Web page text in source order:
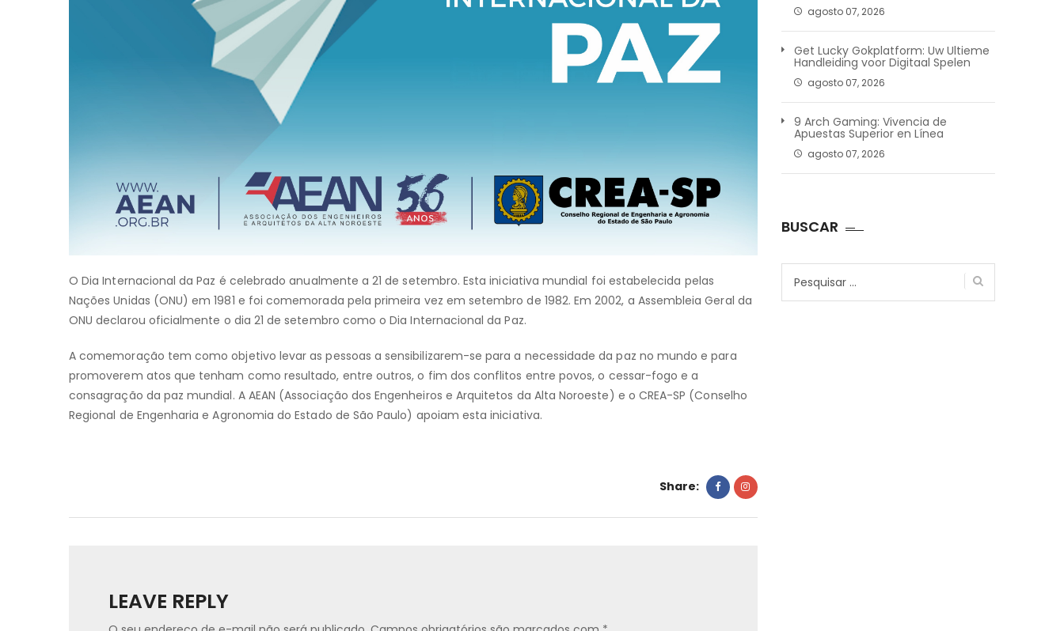
O Dia Internacional da Paz é celebrado anualmente a 21 de setembro. Esta iniciativa mundial foi estabelecida pelas
Nações Unidas (ONU) em 1981 e foi comemorada pela primeira vez em setembro de 1982. Em 2002, a Assembleia Geral da
ONU declarou oficialmente o dia 21 de setembro como o Dia Internacional da Paz.
A comemoração tem como objetivo levar as pessoas a sensibilizarem-se para a necessidade da paz no mundo e para
promoverem atos que tenham como resultado, entre outros, o fim dos conflitos entre povos, o cessar-fogo e a
consagração da paz mundial. A AEAN (Associação dos Engenheiros e Arquitetos da Alta Noroeste) e o CREA-SP (Conselho
Regional de Engenharia e Agronomia do Estado de São Paulo) apoiam esta iniciativa.
Share:
LEAVE REPLY
agosto 07, 2026
Get Lucky Gokplatform: Uw Ultieme
Handleiding voor Digitaal Spelen
agosto 07, 2026
9 Arch Gaming: Vivencia de
Apuestas Superior en Línea
agosto 07, 2026
BUSCAR